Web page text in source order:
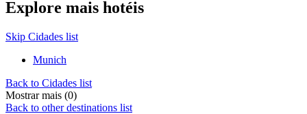
Explore mais hotéis
Skip Cidades list
Munich
Back to Cidades list
Mostrar mais (0)
Back to other destinations list